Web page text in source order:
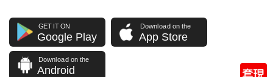
GET IT ON
Google Play
Download on the
App Store
Download on the
Android